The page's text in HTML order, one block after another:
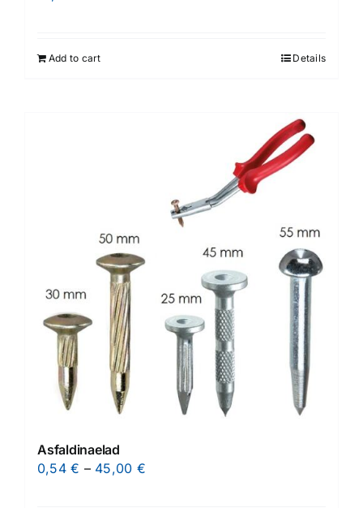
Add to cart Details
Asfaldinaelad
0,54€ – 45,00 €Price